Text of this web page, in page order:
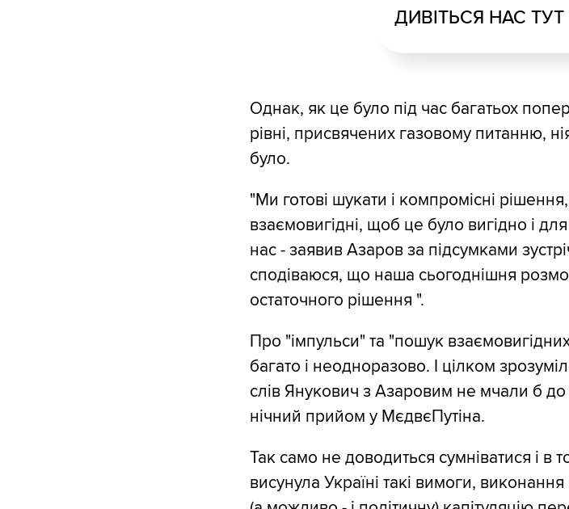
ДИВІТЬСЯ НАС ТУТ
Однак, як це було під час багатьох
рівні, присвячених газовому питанню,
було.
"Ми готові шукати і компромісні
взаємовигідні, щоб це було вигідно і
нас - заявив Азаров за підсумками
сподіваюся, що наша сьогоднішня
остаточного рішення ".
Про "імпульси" та "пошук
багато і неодноразово. І цілком
слів Янукович з Азаровим не мчали б
нічний прийом у МєдвєПутіна.
Так само не доводиться сумніватися і в
висунула Україні такі вимоги,